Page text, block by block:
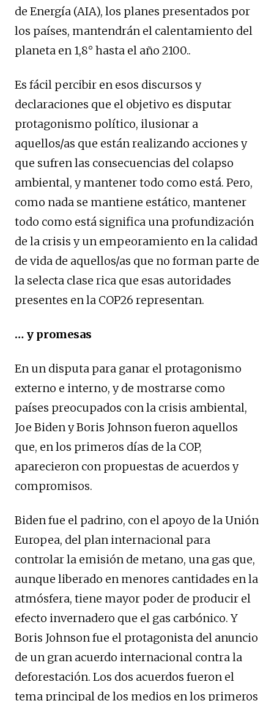
de Energía (AIA), los planes presentados por
los países, mantendrán el calentamiento del
planeta en 1,8° hasta el año 2100..
Es fácil percibir en esos discursos y
declaraciones que el objetivo es disputar
protagonismo político, ilusionar a
aquellos/as que están realizando acciones y
que sufren las consecuencias del colapso
ambiental, y mantener todo como está. Pero,
como nada se mantiene estático, mantener
todo como está significa una profundización
de la crisis y un empeoramiento en la calidad
de vida de aquellos/as que no forman parte de
la selecta clase rica que esas autoridades
presentes en la COP26 representan.
… y promesas
En un disputa para ganar el protagonismo
externo e interno, y de mostrarse como
países preocupados con la crisis ambiental,
Joe Biden y Boris Johnson fueron aquellos
que, en los primeros días de la COP,
aparecieron con propuestas de acuerdos y
compromisos.
Biden fue el padrino, con el apoyo de la Unión
Europea, del plan internacional para
controlar la emisión de metano, una gas que,
aunque liberado en menores cantidades en la
atmósfera, tiene mayor poder de producir el
efecto invernadero que el gas carbónico. Y
Boris Johnson fue el protagonista del anuncio
de un gran acuerdo internacional contra la
deforestación. Los dos acuerdos fueron el
tema principal de los medios en los primeros